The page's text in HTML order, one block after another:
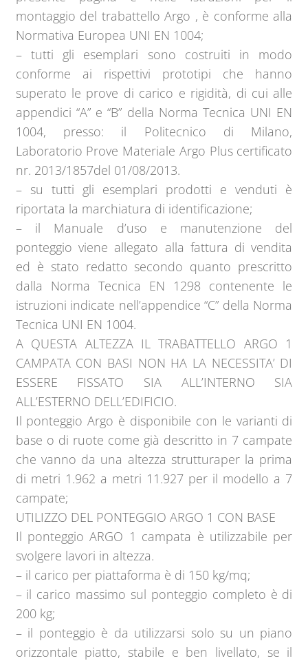
montaggio del trabattello Argo , è conforme alla
Normativa Europea UNI EN 1004;
– tutti gli esemplari sono costruiti in modo
conforme ai rispettivi prototipi che hanno
superato le prove di carico e rigidità, di cui alle
appendici “A” e “B” della Norma Tecnica UNI EN
1004, presso: il Politecnico di Milano,
Laboratorio Prove Materiale Argo Plus certificato
nr. 2013/1857del 01/08/2013.
– su tutti gli esemplari prodotti e venduti è
riportata la marchiatura di identificazione;
– il Manuale d’uso e manutenzione del
ponteggio viene allegato alla fattura di vendita
ed è stato redatto secondo quanto prescritto
dalla Norma Tecnica EN 1298 contenente le
istruzioni indicate nell’appendice “C” della Norma
Tecnica UNI EN 1004.
A QUESTA ALTEZZA IL TRABATTELLO ARGO 1
CAMPATA CON BASI NON HA LA NECESSITA’ DI
ESSERE FISSATO SIA ALL’INTERNO SIA
ALL’ESTERNO DELL’EDIFICIO.
Il ponteggio Argo è disponibile con le varianti di
base o di ruote come già descritto in 7 campate
che vanno da una altezza strutturaper la prima
di metri 1.962 a metri 11.927 per il modello a 7
campate;
UTILIZZO DEL PONTEGGIO ARGO 1 CON BASE
Il ponteggio ARGO 1 campata è utilizzabile per
svolgere lavori in altezza.
– il carico per piattaforma è di 150 kg/mq;
– il carico massimo sul ponteggio completo è di
200 kg;
– il ponteggio è da utilizzarsi solo su un piano
orizzontale piatto, stabile e ben livellato, se il